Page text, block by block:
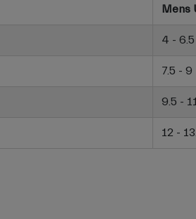
Mens
4 - 6.5
7.5 - 9
9.5 -
12 -